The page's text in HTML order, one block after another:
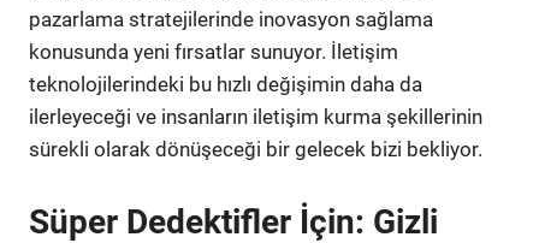
pazarlama stratejilerinde inovasyon sağlama
konusunda yeni fırsatlar sunuyor. İletişim
teknolojilerindeki bu hızlı değişimin daha da
ilerleyeceği ve insanların iletişim kurma şekillerinin
sürekli olarak dönüşeceği bir gelecek bizi bekliyor.
Süper Dedektifler İçin: Gizli